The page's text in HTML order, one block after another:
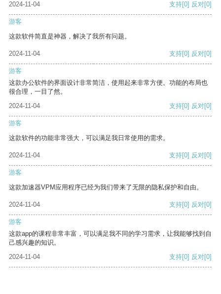
2024-11-04
支持[0] 反对[0]
游客
这款软件简直是神器，解决了我所有问题。
2024-11-04 支持[0] 反对[0]
游客
这款办公软件的界面设计非常简洁，使用起来非常方便。功能的布局也
很合理，一目了然。
2024-11-04
支持[0] 反对[0]
游客
这款软件的功能非常强大，可以满足我日常使用的需求。
2024-11-04 支持[0] 反对[0]
游客
这款加速器VPM应用程序已经为我们带来了无限的隐私保护和自由。
2024-11-04 支持[0] 反对[0]
游客
这款app的课程非常丰富，可以满足我不同的学习需求，让我能够找到自
己感兴趣的知识。
2024-11-04
支持[0] 反对[0]